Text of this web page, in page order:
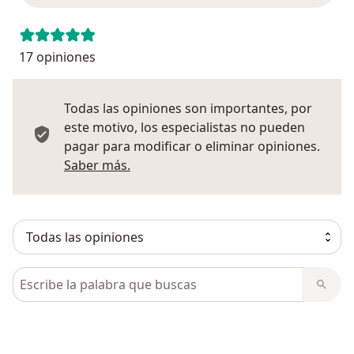
17 opiniones
Todas las opiniones son importantes, por
este motivo, los especialistas no pueden
pagar para modificar o eliminar opiniones.
Saber más.
Busca en opiniones